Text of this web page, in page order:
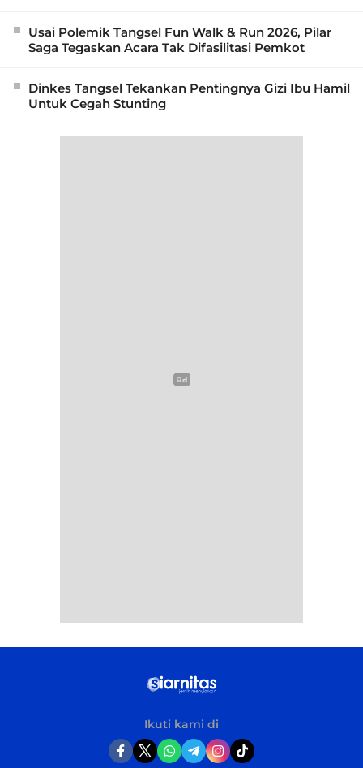
Usai Polemik Tangsel Fun Walk & Run 2026, Pilar
Saga Tegaskan Acara Tak Difasilitasi Pemkot
Dinkes Tangsel Tekankan Pentingnya Gizi Ibu Hamil
Untuk Cegah Stunting
Ikuti kami di